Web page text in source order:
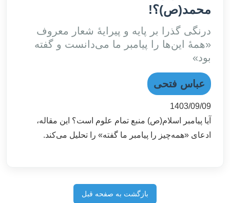
محمد(ص)؟!
درنگی گذرا بر پایه و پیرایۀ شعار معروف
«همۀ این‌ها را پیامبر ما می‌دانست و گفته
بود»
عباس فتحی
1403/09/09
آیا پیامبر اسلام(ص) منبع تمام علوم است؟ این مقاله،
ادعای «همه‌چیز را پیامبر ما گفته» را تحلیل می‌کند.
بازگشت به صفحه قبل